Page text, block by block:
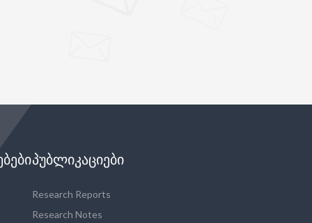
ᲞᲣᲑᲚᲘᲙᲐᲪᲘᲔᲑᲘ
Research Reports
Research Notes